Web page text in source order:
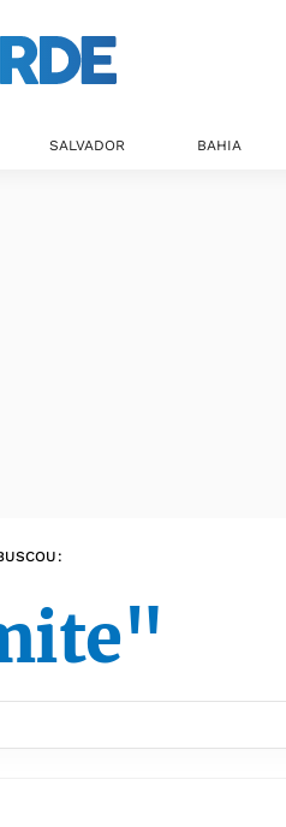
SALVADOR BAHIA